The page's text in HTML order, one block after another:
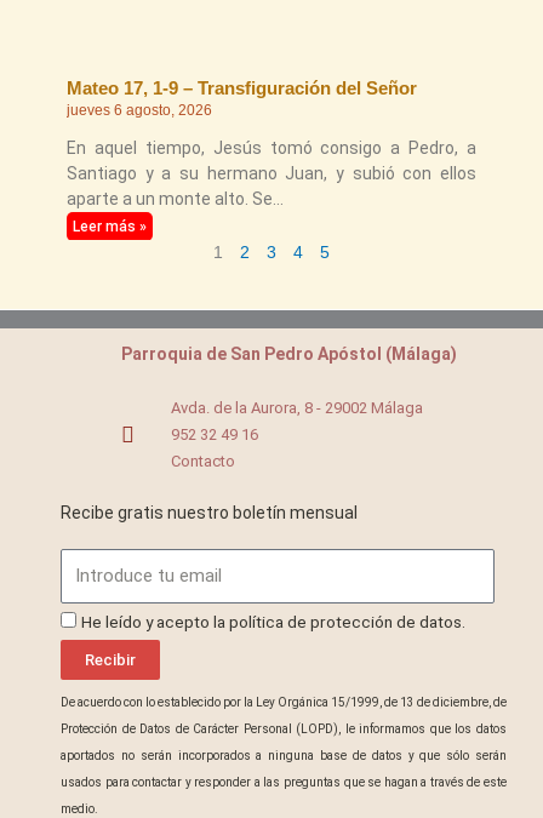
Mateo 17, 1-9 – Transfiguración del Señor
jueves 6 agosto, 2026
En aquel tiempo, Jesús tomó consigo a Pedro, a
Santiago y a su hermano Juan, y subió con ellos
aparte a un monte alto. Se
Leer más »
1 2 3 4 5
Parroquia de San Pedro Apóstol (Málaga)
Avda. de la Aurora, 8 - 29002 Málaga
952 32 49 16
Contacto
Recibe gratis nuestro boletín mensual
ProteccionDatos
He leído y acepto la política de protección de datos.
Recibir
De acuerdo con lo establecido por la Ley Orgánica 15/1999, de 13 de diciembre, de
Protección de Datos de Carácter Personal (LOPD), le informamos que los datos
aportados no serán incorporados a ninguna base de datos y que sólo serán
usados para contactar y responder a las preguntas que se hagan a través de este
medio.